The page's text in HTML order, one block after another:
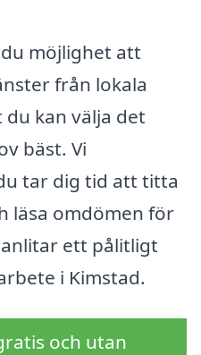
möjlighet att
från lokala
kan välja det
bäst. Vi
tar dig tid att titta
läsa omdömen för
ett pålitligt
i Kimstad.
och utan